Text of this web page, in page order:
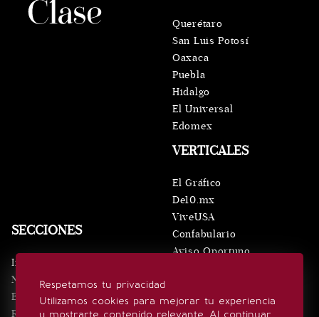
Respetamos tu privacidad
Utilizamos cookies para mejorar tu experiencia
y mostrarte contenido relevante. Al continuar
SECCIONES
Inicio
Noticias
Eventos
Realeza
VERTICALES
El Gráfico
De10.mx
ViveUSA
Confabulario
Aviso Oportuno
Querétaro
San Luis Potosí
Oaxaca
Puebla
Hidalgo
El Universal
Edomex